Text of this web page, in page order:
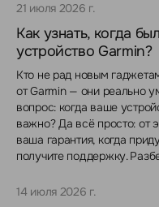
21 июля 2026 г.
Как узнать, когда
устройство Garmin?
Кто не рад новым
от Garmin — они реально
вопрос: когда ваше
важно? Да всё просто: от
ваша гарантия, когда
получите поддержку.
14 июля 2026 г.